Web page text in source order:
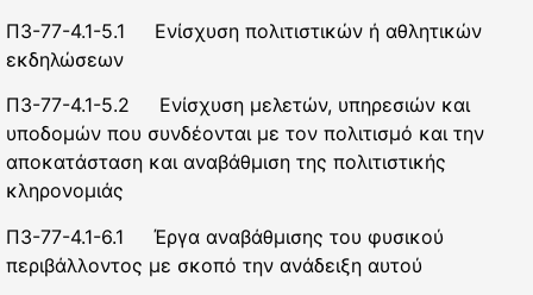
Π3-77-4.1-5.1 Ενίσχυση πολιτιστικών ή αθλητικών
εκδηλώσεων
Π3-77-4.1-5.2 Ενίσχυση μελετών, υπηρεσιών και
υποδομών που συνδέονται με τον πολιτισμό και την
αποκατάσταση και αναβάθμιση της πολιτιστικής
κληρονομιάς
Π3-77-4.1-6.1 Έργα αναβάθμισης του φυσικού
περιβάλλοντος με σκοπό την ανάδειξη αυτού